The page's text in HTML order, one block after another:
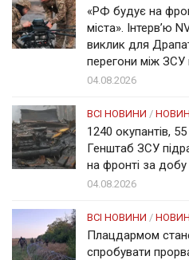
«РФ будує на
міста». Інтерв’ю
виклик для
перегони між ЗСУ
04.08.2026
ВСІ НОВИНИ /
1240 окупантів,
Генштаб ЗСУ
на фронті за добу
04.08.2026
ВСІ НОВИНИ /
Плацдармом
спробувати